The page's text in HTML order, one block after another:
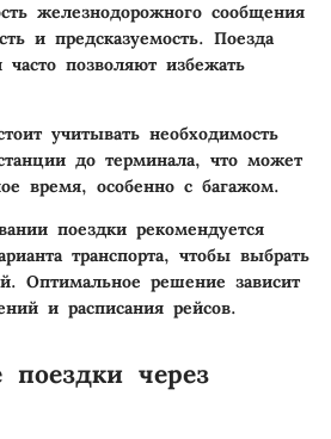
железнодорожного сообщения
и предсказуемость. Поезда
позволяют избежать
учитывать необходимость
до терминала, что может
время, особенно с багажом.
поездки рекомендуется
транспорта, чтобы выбрать
Оптимальное решение зависит
и расписания рейсов.
поездки через